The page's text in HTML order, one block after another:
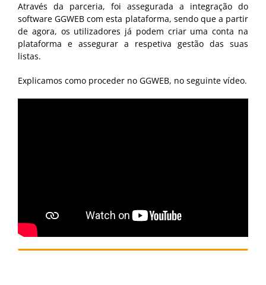
Através da parceria, foi assegurada a integração do
software GGWEB com esta plataforma, sendo que a partir
de agora, os utilizadores já podem criar uma conta na
plataforma e assegurar a respetiva gestão das suas
listas.
Explicamos como proceder no GGWEB, no seguinte vídeo.